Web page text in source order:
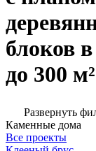
блоков
до 300 м²
Развернуть
Каменные дома
Все проекты